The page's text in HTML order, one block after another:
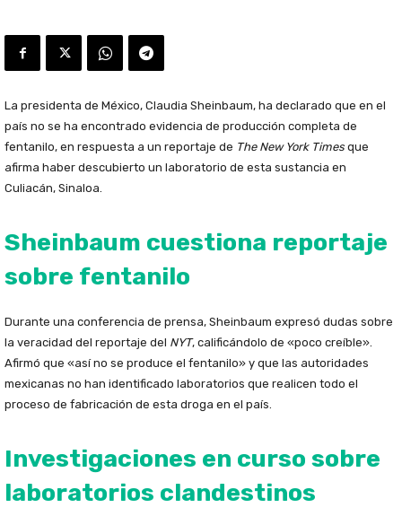
La presidenta de México, Claudia Sheinbaum, ha declarado que en el
país no se ha encontrado evidencia de producción completa de
fentanilo, en respuesta a un reportaje de The New York Times que
afirma haber descubierto un laboratorio de esta sustancia en
Culiacán, Sinaloa.
Sheinbaum cuestiona reportaje
sobre fentanilo
Durante una conferencia de prensa, Sheinbaum expresó dudas sobre
la veracidad del reportaje del NYT, calificándolo de «poco creíble».
Afirmó que «así no se produce el fentanilo» y que las autoridades
mexicanas no han identificado laboratorios que realicen todo el
proceso de fabricación de esta droga en el país.
Investigaciones en curso sobre
laboratorios clandestinos